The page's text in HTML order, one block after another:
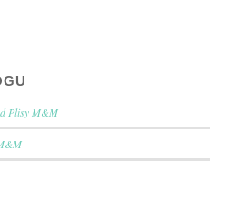
Plisy M&M